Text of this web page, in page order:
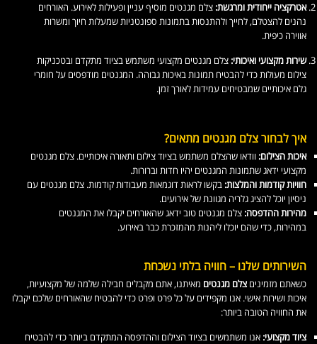
אטרקציה ייחודית ומרגשת: צלם מגנטים מוסיף עניין ופעילות לאירוע. האורחים
נהנים להצטלם, לחייך ולהתנסות בתמונות ספונטניות שמעלות חיוך ומשרות
אווירה כיפית.
שירות מקצועי ואיכותי: צלם מגנטים מקצועי משתמש בציוד מתקדם ובטכניקות
צילום מעולות כדי להבטיח תמונות באיכות גבוהה. המגנטים מודפסים על חומרי
גלם איכותיים שמבטיחים עמידות לאורך זמן.
איך לבחור צלם מגנטים מתאים?
איכות הצילום: וודאו שהצלם משתמש בציוד צילום ותאורה איכותיים. צלם מגנטים
מקצועי ידאג שתמונות המגנטים יהיו חדות וברורות.
חוויות קודמות והמלצות: בקשו לראות דוגמאות מעבודות קודמות. צלם מגנטים עם
ניסיון יוכל להציג גלריה מגוונת של אירועים.
מהירות ההדפסה: צלם מגנטים טוב ידאג שהאורחים יקבלו את המגנטים
במהירות, כדי שהם יוכלו ליהנות מהמזכרת כבר באירוע.
השירותים שלנו – חוויה בלתי נשכחת
כשאתם מזמינים צלם מגנטים מאיתנו, אתם מקבלים חבילה שלמה של מקצועיות,
איכות ושירות אישי. אנו מקפידים על כל פרט ופרט כדי להבטיח שהאורחים שלכם יקבלו
את החוויה הטובה ביותר:
ציוד מקצועי: אנו משתמשים בציוד הצילום וההדפסה המתקדם ביותר כדי להבטיח